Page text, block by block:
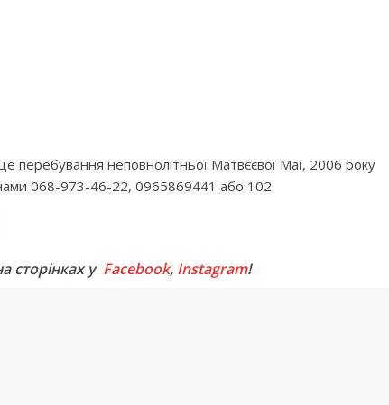
перебування неповнолітньої Матвєєвої Маї, 2006 року
068-973-46-22, 0965869441 або 102.
сторінках у Facebook, Instagram!